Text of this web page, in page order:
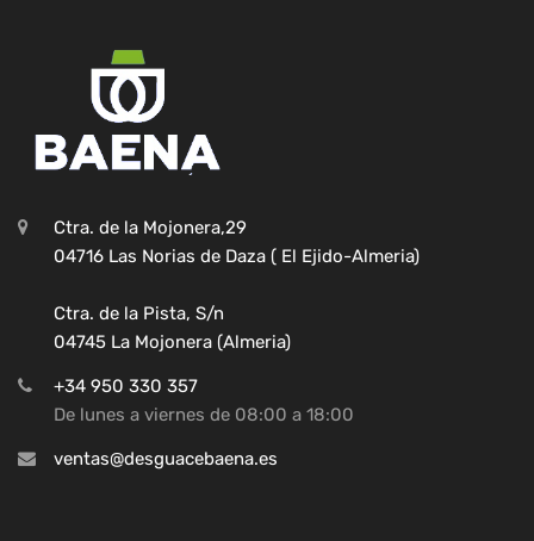
Ctra. de la Mojonera,29
04716 Las Norias de Daza ( El Ejido-Almeria)
Ctra. de la Pista, S/n
04745 La Mojonera (Almeria)
+34 950 330 357
De lunes a viernes de 08:00 a 18:00
ventas@desguacebaena.es